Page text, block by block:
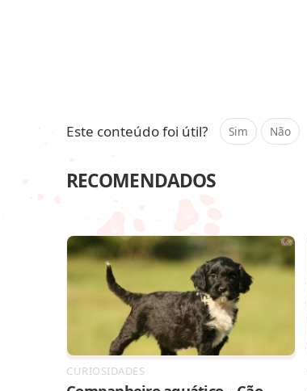
Este conteúdo foi útil? Sim Não
RECOMENDADOS
CURIOSIDADES